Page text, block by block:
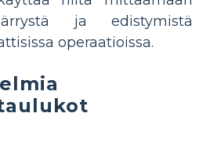
ja edistymistä
operaatioissa.